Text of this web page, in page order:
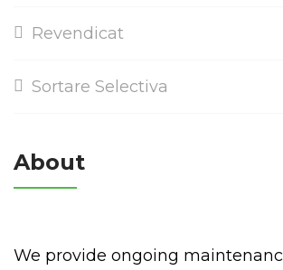
Revendicat
Sortare Selectiva
About
We provide ongoing